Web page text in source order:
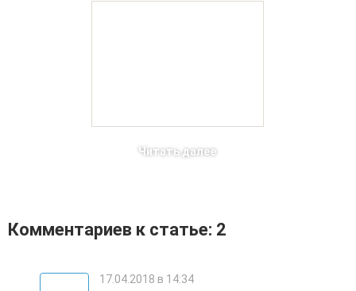
Читать далее
Комментариев к статье: 2
17.04.2018 в 14:34